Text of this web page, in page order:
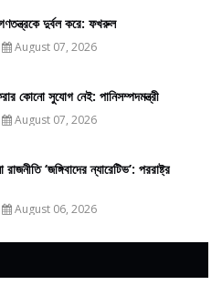
দুর্বল করে: ফখরুল
August 07, 2026
কোনো সুযোগ নেই: পানিসম্পদমন্ত্রী
August 07, 2026
‘জঙ্গিবাদের ন্যারেটিভ’: পররাষ্ট্র
August 06, 2026